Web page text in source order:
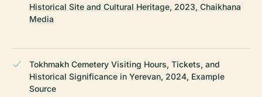
Historical Site and Cultural Heritage, 2023, Chaikhana
Media
Tokhmakh Cemetery Visiting Hours, Tickets, and
Historical Significance in Yerevan, 2024, Example
Source